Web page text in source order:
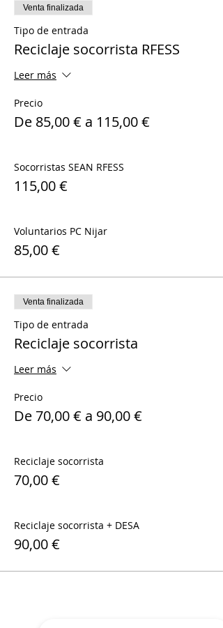
Venta finalizada
Tipo de entrada
Reciclaje socorrista RFESS
Leer más
Precio
De 85,00 € a 115,00 €
Socorristas SEAN RFESS
115,00 €
Voluntarios PC Nijar
85,00 €
Venta finalizada
Tipo de entrada
Reciclaje socorrista
Leer más
Precio
De 70,00 € a 90,00 €
Reciclaje socorrista
70,00 €
Reciclaje socorrista + DESA
90,00 €